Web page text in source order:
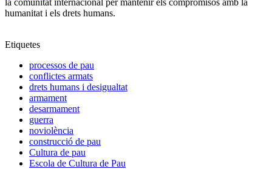
humanitat i els drets humans​.
Etiquetes
processos de pau
conflictes armats
drets humans i desigualtat
armament
desarmament
guerra
noviolència
construcció de pau
Cultura de pau
Escola de Cultura de Pau